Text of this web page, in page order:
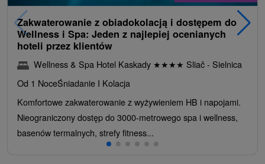
Zakwaterowanie z obiadokolacją i dostępem do
Wellness i Spa: Jeden z najlepiej ocenianych
hoteli przez klientów
Wellness & Spa Hotel Kaskady ★★★★ Sliač - Sielnica
Od 1 NoceŚniadanie I Kolacja
Komfortowe zakwaterowanie z wyżywieniem HB i napojami.
Nieograniczony dostęp do 3000-metrowego spa i wellness,
basenów termalnych, strefy fitness...